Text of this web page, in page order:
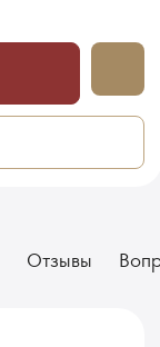
Отзывы